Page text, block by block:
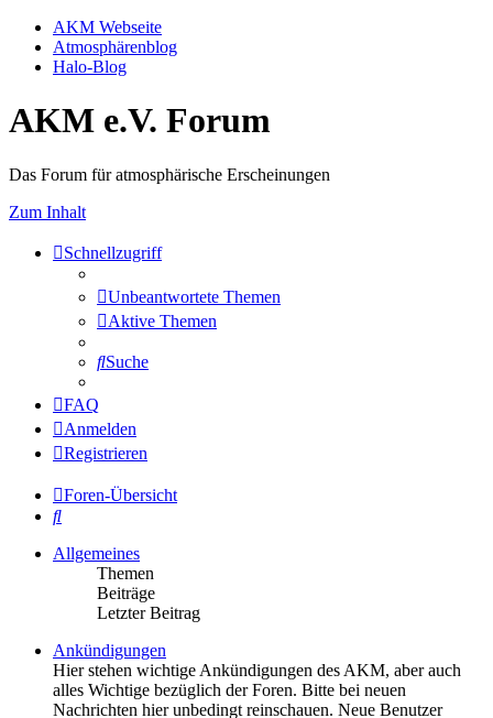
AKM Webseite
Atmosphärenblog
Halo-Blog
AKM e.V. Forum
Das Forum für atmosphärische Erscheinungen
Zum Inhalt
Schnellzugriff
Unbeantwortete Themen
Aktive Themen
Suche
FAQ
Anmelden
Registrieren
Foren-Übersicht
Suche
Allgemeines
Themen
Beiträge
Letzter Beitrag
Ankündigungen
Hier stehen wichtige Ankündigungen des AKM, aber auch
alles Wichtige bezüglich der Foren. Bitte bei neuen
Nachrichten hier unbedingt reinschauen. Neue Benutzer